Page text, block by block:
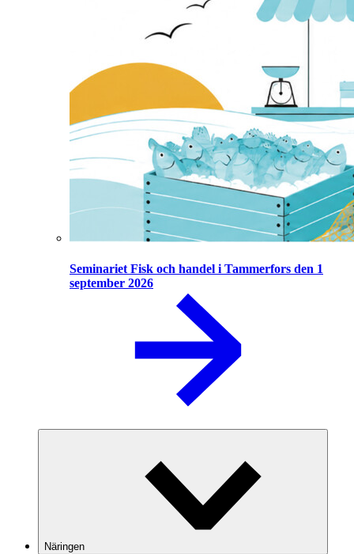
Seminariet Fisk och handel i Tammerfors den 1
september 2026
Näringen